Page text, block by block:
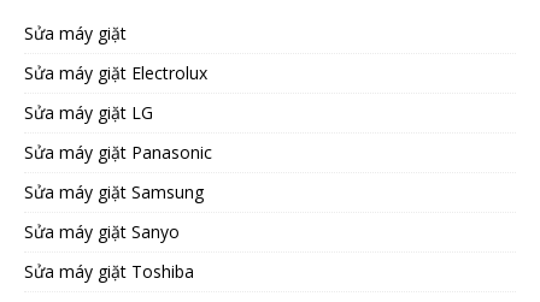
Sửa máy giặt
Sửa máy giặt Electrolux
Sửa máy giặt LG
Sửa máy giặt Panasonic
Sửa máy giặt Samsung
Sửa máy giặt Sanyo
Sửa máy giặt Toshiba